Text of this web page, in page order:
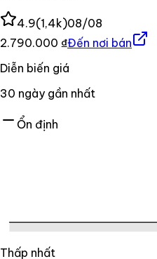
4.9(1,4k)08/08
2.790.000 ₫Đến nơi bán
Diễn biến giá
30 ngày gần nhất
Ổn định
Thấp nhất